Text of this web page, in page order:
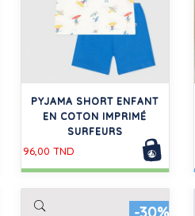
PYJAMA SHORT ENFANT
EN COTON IMPRIMÉ
SURFEURS
96,00 TND
-30%